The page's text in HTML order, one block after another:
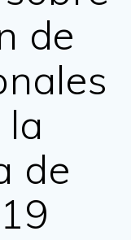
de
de